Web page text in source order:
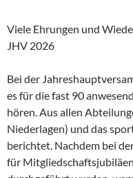
Viele Ehrungen und
JHV 2026
Bei der
es für die fast 90
hören. Aus allen
Niederlagen) und das
berichtet. Nachdem bei
für